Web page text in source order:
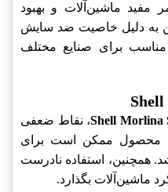
مفید ماشین‌آلات و بهبود
به دلیل خاصیت ضد سایش
مناسب برای صنایع مختلف
Shell Morlina، نقاط ضعفی
محصول ممکن است برای
همچنین، استفاده نادرست
ماشین‌آلات بگذارد.